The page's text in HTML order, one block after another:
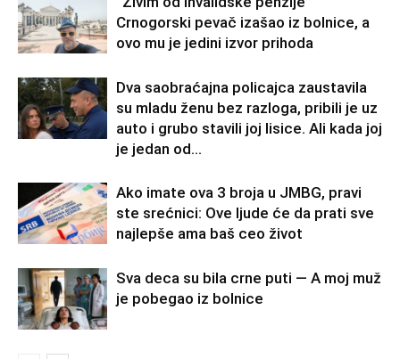
Crnogorski pevač izašao iz bolnice, a
ovo mu je jedini izvor prihoda
Dva saobraćajna policajca zaustavila
su mladu ženu bez razloga, pribili je uz
auto i grubo stavili joj lisice. Ali kada joj
je jedan od...
Ako imate ova 3 broja u JMBG, pravi
ste srećnici: Ove ljude će da prati sve
najlepše ama baš ceo život
Sva deca su bila crne puti — A moj muž
je pobegao iz bolnice